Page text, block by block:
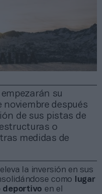
su
noviembre después
de sus pistas de
o
medidas de
eleva la inversión en sus
como
lugar
deportivo en el